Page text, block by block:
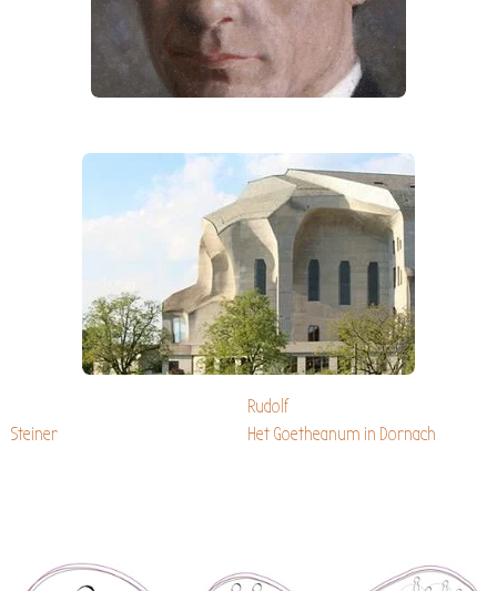
Rudolf
Steiner
Het Goetheanum in Dornach